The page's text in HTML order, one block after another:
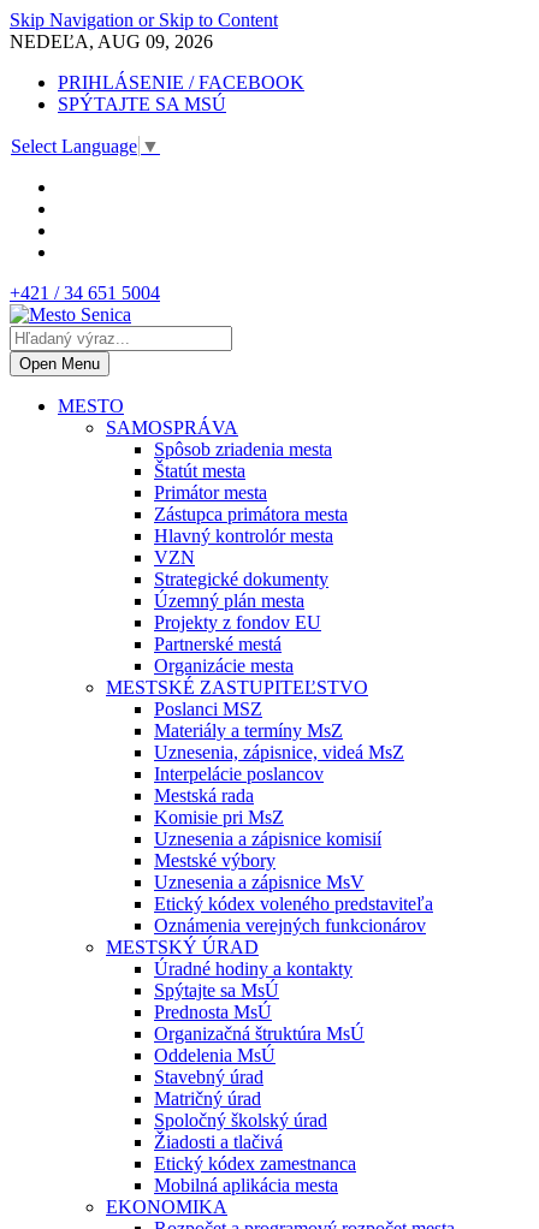
Skip Navigation or Skip to Content
NEDEĽA, AUG 09, 2026
PRIHLÁSENIE / FACEBOOK
SPÝTAJTE SA MSÚ
Select Language ▼
+421 / 34 651 5004
Open Menu
MESTO
SAMOSPRÁVA
Spôsob zriadenia mesta
Štatút mesta
Primátor mesta
Zástupca primátora mesta
Hlavný kontrolór mesta
VZN
Strategické dokumenty
Územný plán mesta
Projekty z fondov EU
Partnerské mestá
Organizácie mesta
MESTSKÉ ZASTUPITEĽSTVO
Poslanci MSZ
Materiály a termíny MsZ
Uznesenia, zápisnice, videá MsZ
Interpelácie poslancov
Mestská rada
Komisie pri MsZ
Uznesenia a zápisnice komisií
Mestské výbory
Uznesenia a zápisnice MsV
Etický kódex voleného predstaviteľa
Oznámenia verejných funkcionárov
MESTSKÝ ÚRAD
Úradné hodiny a kontakty
Spýtajte sa MsÚ
Prednosta MsÚ
Organizačná štruktúra MsÚ
Oddelenia MsÚ
Stavebný úrad
Matričný úrad
Spoločný školský úrad
Žiadosti a tlačivá
Etický kódex zamestnanca
Mobilná aplikácia mesta
EKONOMIKA